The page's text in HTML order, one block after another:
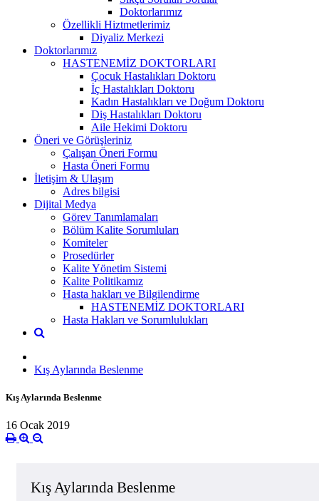
Doktorlarımız
Özellikli Hiztmetlerimiz
Diyaliz Merkezi
Doktorlarımız
HASTENEMİZ DOKTORLARI
Çocuk Hastalıkları Doktoru
İç Hastalıkları Doktoru
Kadın Hastalıkları ve Doğum Doktoru
Diş Hastalıkları Doktoru
Aile Hekimi Doktoru
Öneri ve Görüşleriniz
Çalışan Öneri Formu
Hasta Öneri Formu
İletişim & Ulaşım
Adres bilgisi
Dijital Medya
Görev Tanımlamaları
Bölüm Kalite Sorumluları
Komiteler
Prosedürler
Kalite Yönetim Sistemi
Kalite Politikamız
Hasta hakları ve Bilgilendirme
HASTENEMİZ DOKTORLARI
Hasta Hakları ve Sorumlulukları
Kış Aylarında Beslenme
Kış Aylarında Beslenme
16 Ocak 2019
Kış Aylarında Beslenme